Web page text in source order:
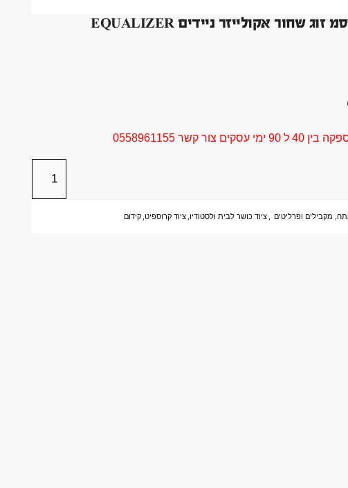
מקבילים מתכווננים 80 סמ עד 90 סמ זוג שחור אקולייזר ניידים EQUALIZER
0558961155
מקבילים ופרליטים ,ציוד כושר לבית ולסטודיו,ציוד קרוספיט,קידום